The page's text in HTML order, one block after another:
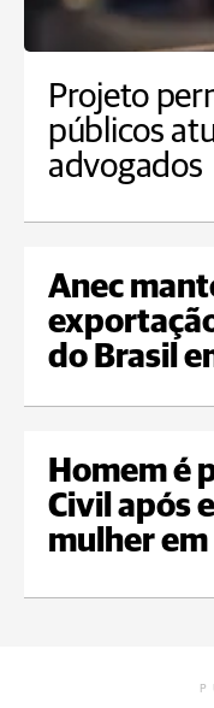
Projeto
públicos
advogados
Anec
do Brasil
Homem é
Civil após
mulher em